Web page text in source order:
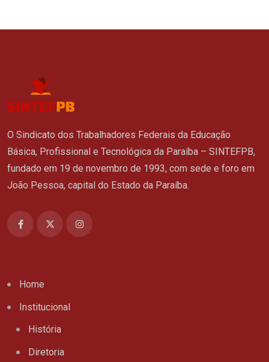
O Sindicato dos Trabalhadores Federais da Educação
Básica, Profissional e Tecnológica da Paraíba – SINTEFPB,
fundado em 19 de novembro de 1993, com sede e foro em
João Pessoa, capital do Estado da Paraíba.
Home
Institucional
História
Diretoria